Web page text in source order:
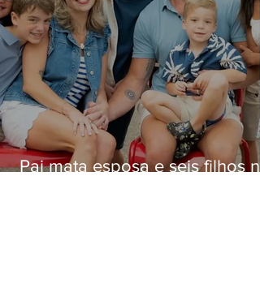
Pai mata esposa e seis filhos